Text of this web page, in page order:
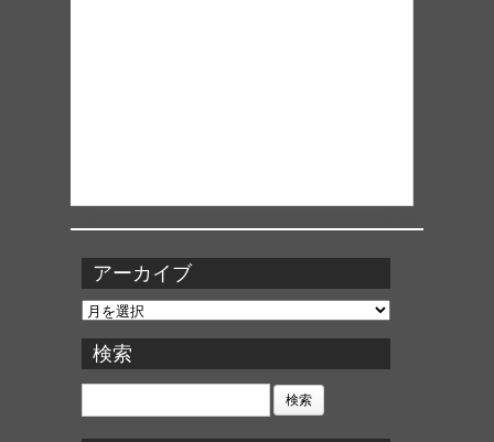
アーカイブ
ア
カ
イ
ブ
検索
検